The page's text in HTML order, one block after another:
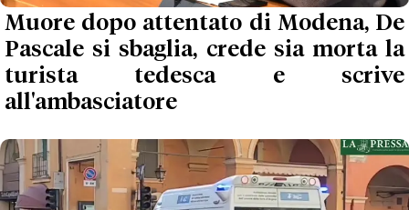
Muore dopo attentato di Modena, De
Pascale si sbaglia, crede sia morta la
turista tedesca e scrive
all'ambasciatore